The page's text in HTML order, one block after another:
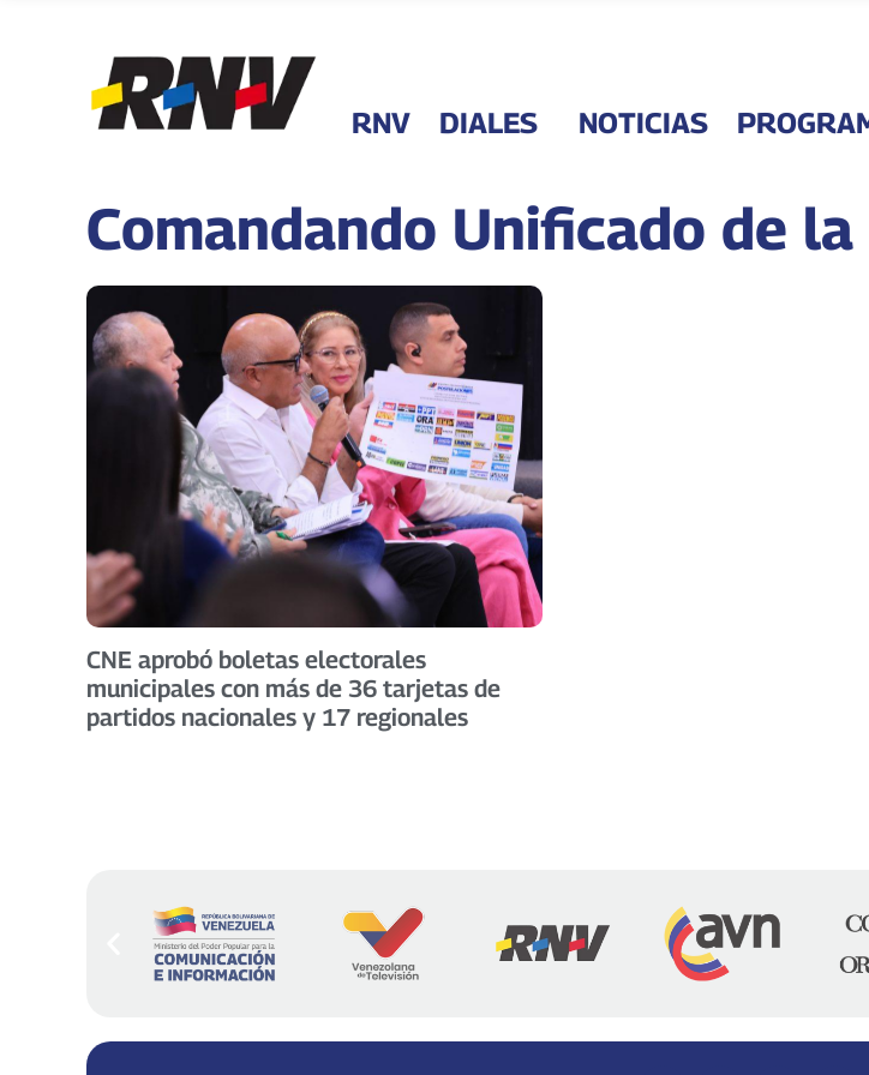
RNV DIALES NOTICIAS
Comandando Unificado de
CNE aprobó boletas electorales
municipales con más de 36 tarjetas de
partidos nacionales y 17 regionales